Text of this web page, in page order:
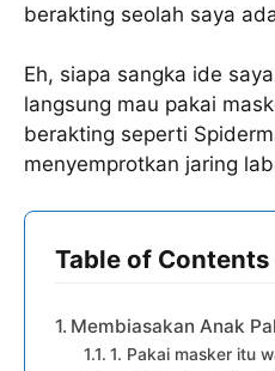
berakting seolah saya
Eh, siapa sangka ide
langsung mau pakai
berakting seperti
menyemprotkan jaring
Table of Contents
Membiasakan Anak
1. Pakai masker itu